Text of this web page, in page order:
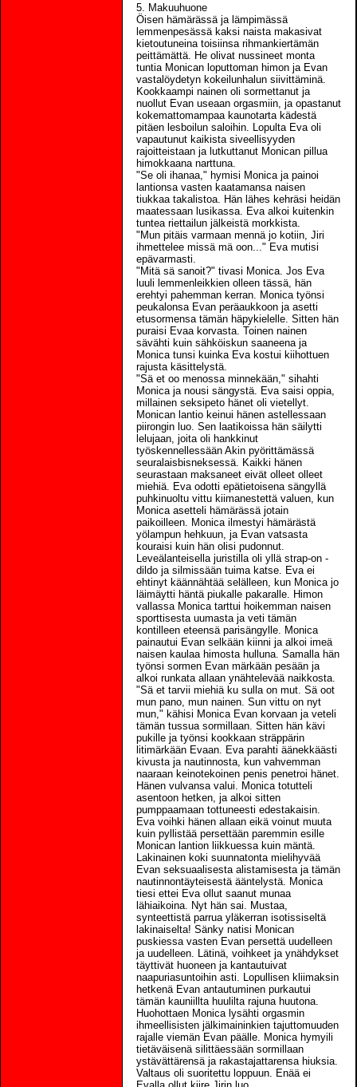
5. Makuuhuone
Öisen hämärässä ja lämpimässä
lemmenpesässä kaksi naista makasivat
kietoutuneina toisiinsa rihmankiertämän
peittämättä. He olivat nussineet monta
tuntia Monican loputtoman himon ja Evan
vastalöydetyn kokeilunhalun siivittäminä.
Kookkaampi nainen oli sormettanut ja
nuollut Evan useaan orgasmiin, ja opastanut
kokemattomampaa kaunotarta kädestä
pitäen lesboilun saloihin. Lopulta Eva oli
vapautunut kaikista siveellisyyden
rajoitteistaan ja lutkuttanut Monican pillua
himokkaana narttuna.
"Se oli ihanaa," hymisi Monica ja painoi
lantionsa vasten kaatamansa naisen
tiukkaa takalistoa. Hän lähes kehräsi heidän
maatessaan lusikassa. Eva alkoi kuitenkin
tuntea riettailun jälkeistä morkkista.
"Mun pitäis varmaan mennä jo kotiin, Jiri
ihmettelee missä mä oon..." Eva mutisi
epävarmasti.
"Mitä sä sanoit?" tivasi Monica. Jos Eva
luuli lemmenleikkien olleen tässä, hän
erehtyi pahemman kerran. Monica työnsi
peukalonsa Evan peräaukkoon ja asetti
etusormensa tämän häpykielelle. Sitten hän
puraisi Evaa korvasta. Toinen nainen
sävähti kuin sähköiskun saaneena ja
Monica tunsi kuinka Eva kostui kiihottuen
rajusta käsittelystä.
"Sä et oo menossa minnekään," sihahti
Monica ja nousi sängystä. Eva saisi oppia,
millainen seksipeto hänet oli vietellyt.
Monican lantio keinui hänen astellessaan
piirongin luo. Sen laatikoissa hän säilytti
lelujaan, joita oli hankkinut
työskennellessään Akin pyörittämässä
seuralaisbisneksessä. Kaikki hänen
seurastaan maksaneet eivät olleet olleet
miehiä. Eva odotti epätietoisena sängyllä
puhkinuoltu vittu kiimanestettä valuen, kun
Monica asetteli hämärässä jotain
paikoilleen. Monica ilmestyi hämärästä
yölampun hehkuun, ja Evan vatsasta
kouraisi kuin hän olisi pudonnut.
Leveälanteisella juristilla oli yllä strap-on -
dildo ja silmissään tuima katse. Eva ei
ehtinyt käännähtää selälleen, kun Monica jo
läimäytti häntä piukalle pakaralle. Himon
vallassa Monica tarttui hoikemman naisen
sporttisesta uumasta ja veti tämän
kontilleen eteensä parisängylle. Monica
painautui Evan selkään kiinni ja alkoi imeä
naisen kaulaa himosta hulluna. Samalla hän
työnsi sormen Evan märkään pesään ja
alkoi runkata allaan ynähtelevää naikkosta.
"Sä et tarvii miehiä ku sulla on mut. Sä oot
mun pano, mun nainen. Sun vittu on nyt
mun," kähisi Monica Evan korvaan ja veteli
tämän tussua sormillaan. Sitten hän kävi
pukille ja työnsi kookkaan sträppärin
litimärkään Evaan. Eva parahti äänekkäästi
kivusta ja nautinnosta, kun vahvemman
naaraan keinotekoinen penis penetroi hänet.
Hänen vulvansa valui. Monica totutteli
asentoon hetken, ja alkoi sitten
pumppaamaan tottuneesti edestakaisin.
Eva voihki hänen allaan eikä voinut muuta
kuin pyllistää persettään paremmin esille
Monican lantion liikkuessa kuin mäntä.
Lakinainen koki suunnatonta mielihyvää
Evan seksuaalisesta alistamisesta ja tämän
nautinnontäyteisestä ääntelystä. Monica
tiesi ettei Eva ollut saanut munaa
lähiaikoina. Nyt hän sai. Mustaa,
synteettistä parrua yläkerran isotissiseltä
lakinaiselta! Sänky natisi Monican
puskiessa vasten Evan persettä uudelleen
ja uudelleen. Lätinä, voihkeet ja ynähdykset
täyttivät huoneen ja kantautuivat
naapuriasuntoihin asti. Lopullisen kliimaksin
hetkenä Evan antautuminen purkautui
tämän kauniillta huulilta rajuna huutona.
Huohottaen Monica lysähti orgasmin
ihmeellisisten jälkimaininkien tajuttomuuden
rajalle viemän Evan päälle. Monica hymyili
tietäväisenä silittäessään sormillaan
ystävättärensä ja rakastajattarensa hiuksia.
Valtaus oli suoritettu loppuun. Enää ei